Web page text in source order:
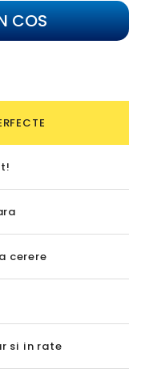
COS
cerere
si in rate